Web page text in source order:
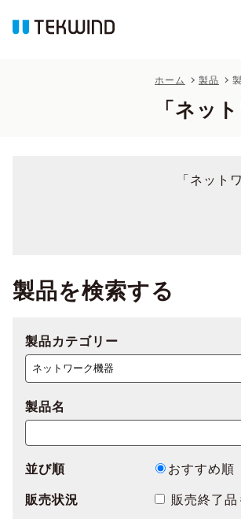
ホーム 製品
「ネッ
「ネット
製品を検索する
製品カテゴリー
製品名
並び順 おすすめ順
販売状況
販売終了